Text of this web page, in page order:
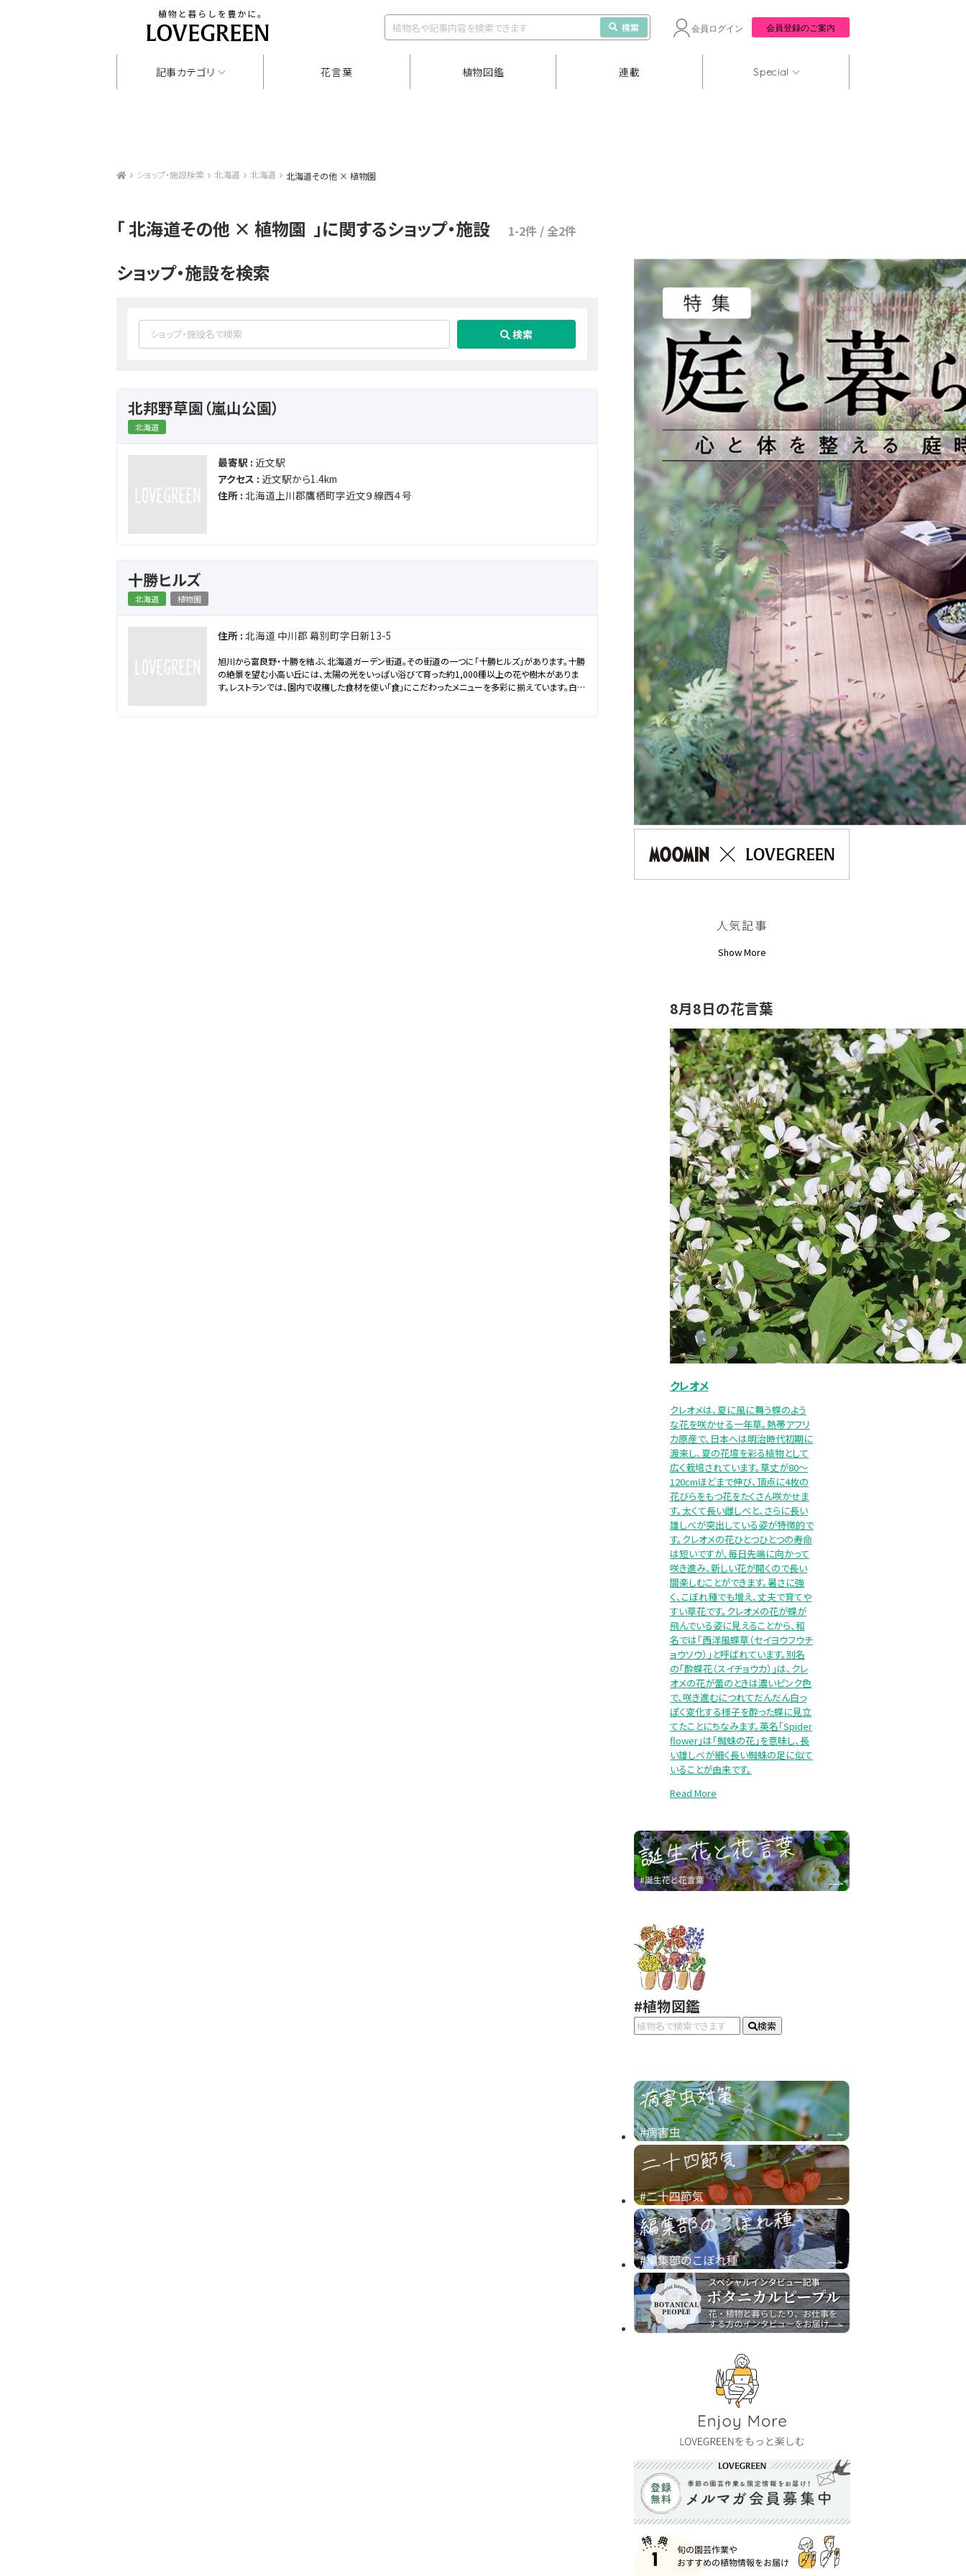
検索 会員ログイン 会員登録のご案内
記事カテゴリ 花言葉 植物図鑑 連載 Special
ショップ・施設検索 北海道 北海道 北海道その他 × 植物園
「北海道その他 × 植物園 」に関するショップ・施設 1-2件 / 全2件
ショップ・施設を検索
検索
北邦野草園（嵐山公園）
北海道
最寄駅 : 近文駅
アクセス : 近文駅から1.4km
住所 : 北海道上川郡鷹栖町字近文９線西４号
十勝ヒルズ
北海道 植物園
住所 : 北海道 中川郡 幕別町字日新13-5
旭川から富良野・十勝を結ぶ、北海道ガーデン街道。その街道の一つに「十勝ヒルズ」があります。十勝
の絶景を望む小高い丘には、太陽の光をいっぱい浴びて育った約1,000種以上の花や樹木がありま
す。レストランでは、園内で収穫した食材を使い「食」にこだわったメニューを多彩に揃えています。白銀
人気記事
Show More
8月8日の花言葉
クレオメ
クレオメは、夏に風に舞う蝶のよう
な花を咲かせる一年草。熱帯アフリ
カ原産で、日本へは明治時代初期に
渡来し、夏の花壇を彩る植物として
広く栽培されています。草丈が80～
120cmほどまで伸び、頂点に4枚の
花びらをもつ花をたくさん咲かせま
す。太くて長い雌しべと、さらに長い
雄しべが突出している姿が特徴的で
す。クレオメの花ひとつひとつの寿命
は短いですが、毎日先端に向かって
咲き進み、新しい花が開くので長い
間楽しむことができます。暑さに強
く、こぼれ種でも増え、丈夫で育てや
すい草花です。クレオメの花が蝶が
飛んでいる姿に見えることから、和
名では「西洋風蝶草（セイヨウフウチ
ョウソウ）」と呼ばれています。別名
の「酔蝶花（スイチョウカ）」は、クレ
オメの花が蕾のときは濃いピンク色
で、咲き進むにつれてだんだん白っ
ぽく変化する様子を酔った蝶に見立
てたことにちなみます。英名「Spider
flower」は「蜘蛛の花」を意味し、長
い雄しべが細く長い蜘蛛の足に似て
いることが由来です。
Read More
#植物図鑑
検索